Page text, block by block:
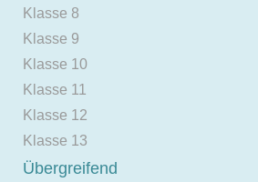
Klasse 8
Klasse 9
Klasse 10
Klasse 11
Klasse 12
Klasse 13
Übergreifend